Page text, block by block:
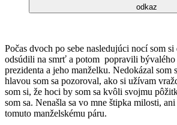
odkaz
Počas dvoch po sebe nasledujúci nocí som
odsúdili na smrť a potom popravili bývalého
prezidenta a jeho manželku. Nedokázal som
hlavou som sa pozoroval, ako si užívam
som si, že hoci by som sa kvôli svojmu
som sa. Nenašla sa vo mne štipka milosti,
tomuto manželskému páru.